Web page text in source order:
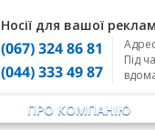
Носії для вашої
(067) 324 86 81
(044) 333 49 87
Під
ПРО КОМПАНІЮ